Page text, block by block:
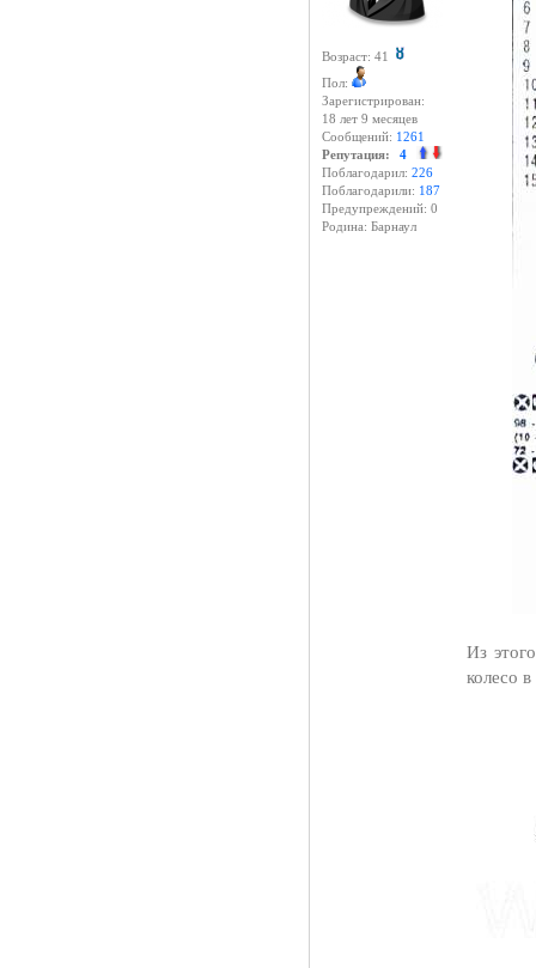
Возраст: 41
Пол:
Зарегистрирован:
18 лет 9 месяцев
Сообщений: 1261
Репутация: 4
Поблагодарил: 226
Поблагодарили: 187
Предупреждений: 0
Родина: Барнаул
Из
колесо